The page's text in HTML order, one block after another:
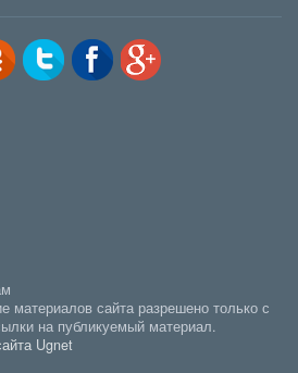
материалов сайта разрешено только с
на публикуемый материал.
Ugnet